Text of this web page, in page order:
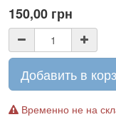
150,00 грн
Добавить в
Временно не на